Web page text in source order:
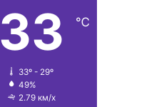
33 ℃
33º - 29º
49%
2.79 км/х